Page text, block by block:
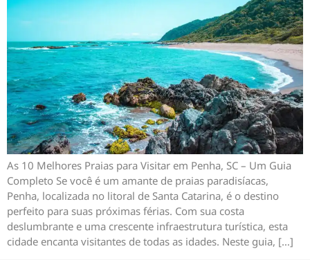
As 10 Melhores Praias para Visitar em Penha, SC – Um Guia
Completo Se você é um amante de praias paradisíacas,
Penha, localizada no litoral de Santa Catarina, é o destino
perfeito para suas próximas férias. Com sua costa
deslumbrante e uma crescente infraestrutura turística, esta
cidade encanta visitantes de todas as idades. Neste guia, […]